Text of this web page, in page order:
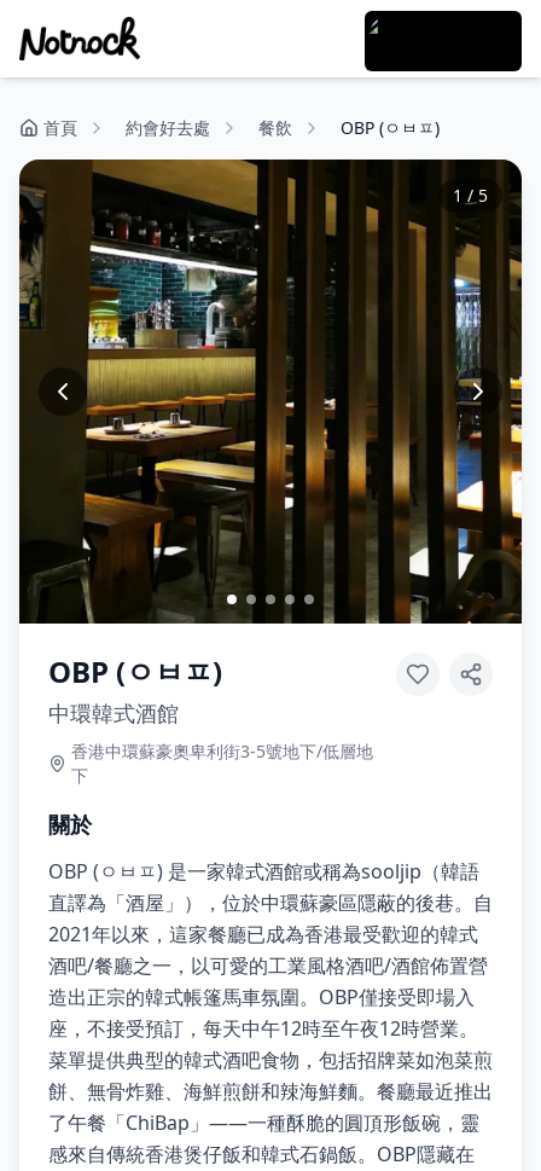
首頁 約會好去處 餐飲 OBP (ㅇㅂㅍ)
1 / 5
OBP (ㅇㅂㅍ)
中環韓式酒館
香港中環蘇豪奧卑利街3-5號地下/低層地
下
關於
OBP (ㅇㅂㅍ) 是一家韓式酒館或稱為sooljip（韓語
直譯為「酒屋」），位於中環蘇豪區隱蔽的後巷。自
2021年以來，這家餐廳已成為香港最受歡迎的韓式
酒吧/餐廳之一，以可愛的工業風格酒吧/酒館佈置營
造出正宗的韓式帳篷馬車氛圍。OBP僅接受即場入
座，不接受預訂，每天中午12時至午夜12時營業。
菜單提供典型的韓式酒吧食物，包括招牌菜如泡菜煎
餅、無骨炸雞、海鮮煎餅和辣海鮮麵。餐廳最近推出
了午餐「ChiBap」——一種酥脆的圓頂形飯碗，靈
感來自傳統香港煲仔飯和韓式石鍋飯。OBP隱藏在